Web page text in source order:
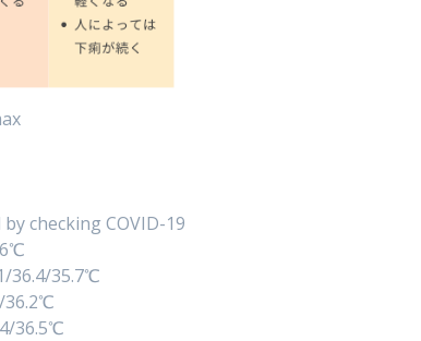
checking COVID-19
36.4/35.7℃
36.2℃
36.5℃